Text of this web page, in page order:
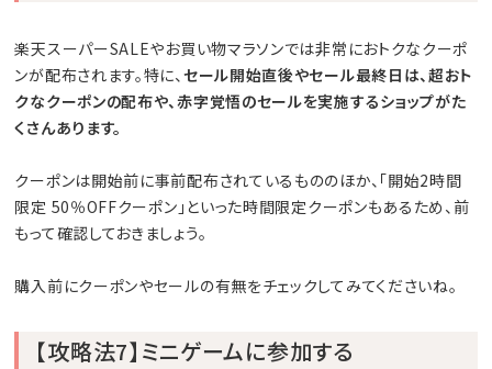
楽天スーパーSALEやお買い物マラソンでは非常におトクなクーポ
ンが配布されます。特に、セール開始直後やセール最終日は、超おト
クなクーポンの配布や、赤字覚悟のセールを実施するショップがた
くさんあります。
クーポンは開始前に事前配布されているもののほか、「開始2時間
限定 50％OFFクーポン」といった時間限定クーポンもあるため、前
もって確認しておきましょう。
購入前にクーポンやセールの有無をチェックしてみてくださいね。
【攻略法7】ミニゲームに参加する